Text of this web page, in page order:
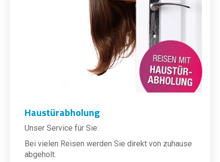
Haustürabholung
Unser Service für Sie:
Bei vielen Reisen werden Sie direkt von zuhause
abgeholt.